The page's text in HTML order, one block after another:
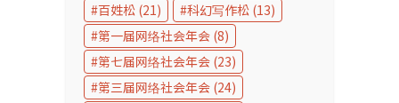
百姓松 (21) 科幻写作松 (13)
第一届网络社会年会 (8)
第七届网络社会年会 (23)
第三届网络社会年会 (24)